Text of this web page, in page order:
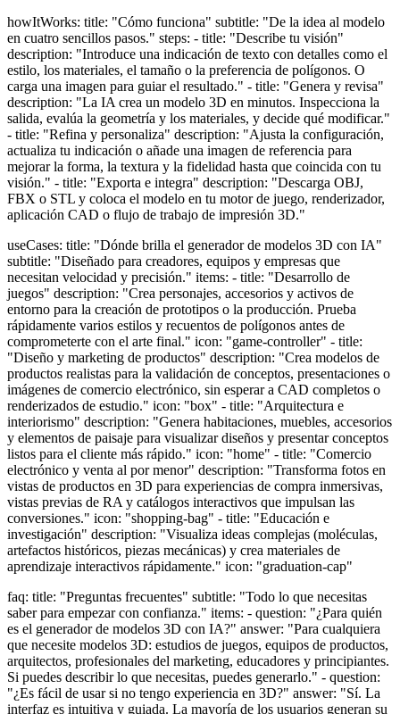
howItWorks: title: "Cómo funciona" subtitle: "De la idea al modelo
en cuatro sencillos pasos." steps: - title: "Describe tu visión"
description: "Introduce una indicación de texto con detalles como el
estilo, los materiales, el tamaño o la preferencia de polígonos. O
carga una imagen para guiar el resultado." - title: "Genera y revisa"
description: "La IA crea un modelo 3D en minutos. Inspecciona la
salida, evalúa la geometría y los materiales, y decide qué modificar."
- title: "Refina y personaliza" description: "Ajusta la configuración,
actualiza tu indicación o añade una imagen de referencia para
mejorar la forma, la textura y la fidelidad hasta que coincida con tu
visión." - title: "Exporta e integra" description: "Descarga OBJ,
FBX o STL y coloca el modelo en tu motor de juego, renderizador,
aplicación CAD o flujo de trabajo de impresión 3D."
useCases: title: "Dónde brilla el generador de modelos 3D con IA"
subtitle: "Diseñado para creadores, equipos y empresas que
necesitan velocidad y precisión." items: - title: "Desarrollo de
juegos" description: "Crea personajes, accesorios y activos de
entorno para la creación de prototipos o la producción. Prueba
rápidamente varios estilos y recuentos de polígonos antes de
comprometerte con el arte final." icon: "game-controller" - title:
"Diseño y marketing de productos" description: "Crea modelos de
productos realistas para la validación de conceptos, presentaciones o
imágenes de comercio electrónico, sin esperar a CAD completos o
renderizados de estudio." icon: "box" - title: "Arquitectura e
interiorismo" description: "Genera habitaciones, muebles, accesorios
y elementos de paisaje para visualizar diseños y presentar conceptos
listos para el cliente más rápido." icon: "home" - title: "Comercio
electrónico y venta al por menor" description: "Transforma fotos en
vistas de productos en 3D para experiencias de compra inmersivas,
vistas previas de RA y catálogos interactivos que impulsan las
conversiones." icon: "shopping-bag" - title: "Educación e
investigación" description: "Visualiza ideas complejas (moléculas,
artefactos históricos, piezas mecánicas) y crea materiales de
aprendizaje interactivos rápidamente." icon: "graduation-cap"
faq: title: "Preguntas frecuentes" subtitle: "Todo lo que necesitas
saber para empezar con confianza." items: - question: "¿Para quién
es el generador de modelos 3D con IA?" answer: "Para cualquiera
que necesite modelos 3D: estudios de juegos, equipos de productos,
arquitectos, profesionales del marketing, educadores y principiantes.
Si puedes describir lo que necesitas, puedes generarlo." - question:
"¿Es fácil de usar si no tengo experiencia en 3D?" answer: "Sí. La
interfaz es intuitiva y guiada. La mayoría de los usuarios generan su